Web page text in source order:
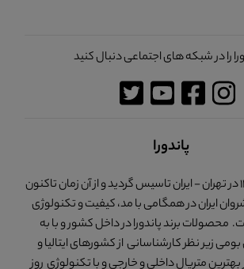
را در شبکه های اجتماعی دنبال کنید
پاندورا
در سال 1375 در تهران - ایران تاسیس گردید و از آن زمان تاکنون
ایران در همگامی با مد، کیفیت و تکنولوژی
محصولات برند پاندورا در داخل کشور و با به
زیر نظر کارشناسانی از کشورهای ایتالیا و
بهترین متریال داخلی و خارجی و با تکنولوژی روز